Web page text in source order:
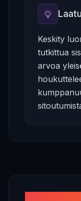
Keskity
tutkittua
arvoa